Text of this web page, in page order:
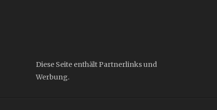
Diese Seite enthält Partnerlinks und
Werbung.